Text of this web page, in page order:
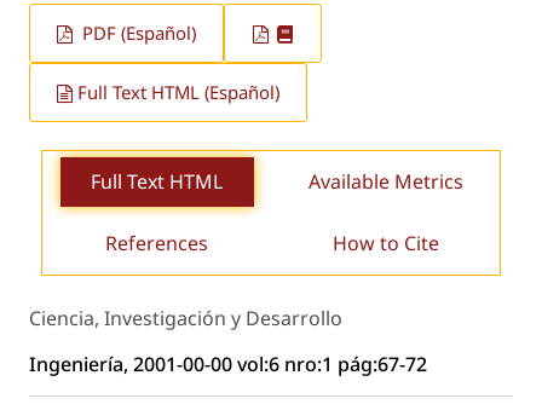
PDF (Español)
Full Text HTML (Español)
Full Text HTML Available Metrics
References How to Cite
Ciencia, Investigación y Desarrollo
Ingeniería, 2001-00-00 vol:6 nro:1 pág:67-72